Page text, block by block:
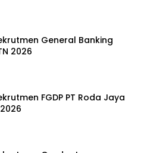
General Banking
2026
FGDP PT Roda Jaya